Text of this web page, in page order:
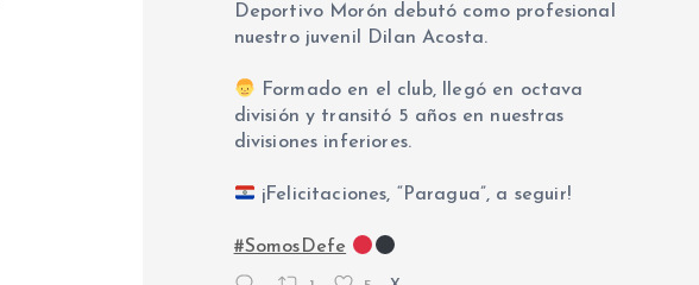
Deportivo Morón debutó como profesional
nuestro juvenil Dilan Acosta.
Formado en el club, llegó en octava
división y transitó 5 años en nuestras
divisiones inferiores.
¡Felicitaciones, “Paragua”, a seguir!
#SomosDefe